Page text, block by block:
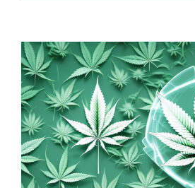
Zeige
grösseres
Bild